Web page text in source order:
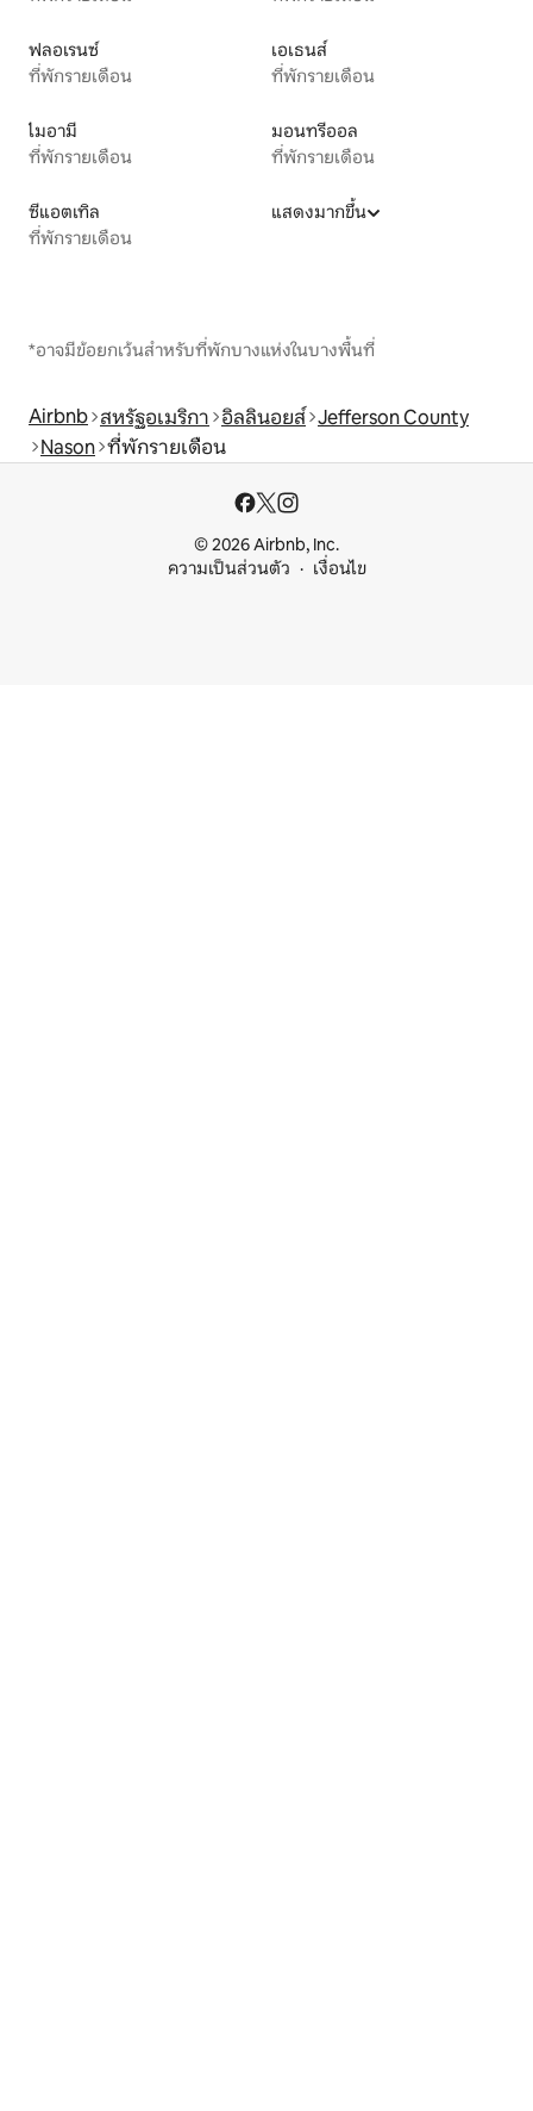
ฟลอเรนซ์
ที่พักรายเดือน
เอเธนส์
ที่พักรายเดือน
ไมอามี
ที่พักรายเดือน
มอนทรีออล
ที่พักรายเดือน
ซีแอตเทิล
ที่พักรายเดือน
แสดงมากขึ้น
*อาจมีข้อยกเว้นสำหรับที่พักบางแห่งในบางพื้นที่
Airbnb สหรัฐอเมริกา อิลลินอยส์ Jefferson County
Nason ที่พักรายเดือน
© 2026 Airbnb, Inc.
ความเป็นส่วนตัว
เงื่อนไข